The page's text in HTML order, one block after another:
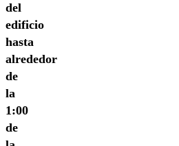
del
edificio
hasta
alrededor
de
la
1:00
de